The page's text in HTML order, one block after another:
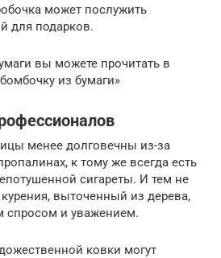
может послужить
для подарков.
вы можете прочитать в
из бумаги»
менее долговечны из-за
к тому же всегда есть
сигареты. И тем не
выточенный из дерева,
спросом и уважением.
ковки могут